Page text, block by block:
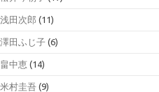
浅田次郎 (11)
澤田ふじ子 (6)
畠中恵 (14)
米村圭吾 (9)